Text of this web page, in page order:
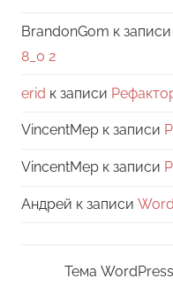
BrandonGom к записи
8_0 2
erid к записи
VincentMep к записи
VincentMep к записи
Андрей к записи
Тема